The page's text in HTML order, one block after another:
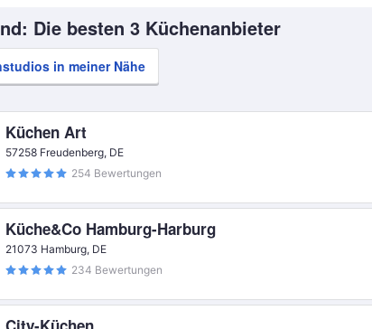
Die besten 3 Küchenanbieter
in meiner Nähe
Küchen Art
Küche&Co Hamburg-Harburg
21073 Hamburg, DE
City-Küchen